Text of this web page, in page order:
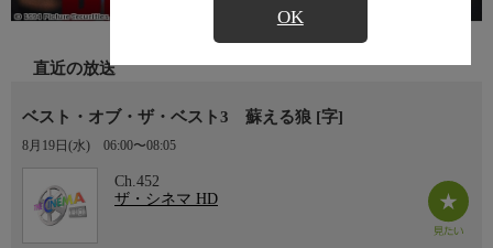
OK
直近の放送
ベスト・オブ・ザ・ベスト3 蘇える狼 [字]
8月19日(水) 06:00〜08:05
Ch.452
ザ・シネマ HD